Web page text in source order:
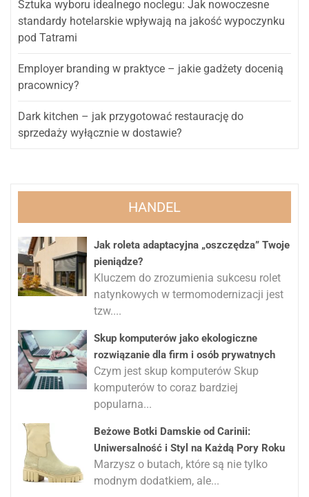
Sztuka wyboru idealnego noclegu: Jak nowoczesne
standardy hotelarskie wpływają na jakość wypoczynku
pod Tatrami
Employer branding w praktyce – jakie gadżety docenią
pracownicy?
Dark kitchen – jak przygotować restaurację do
sprzedaży wyłącznie w dostawie?
HANDEL
Jak roleta adaptacyjna „oszczędza” Twoje
pieniądze?
Kluczem do zrozumienia sukcesu rolet
natynkowych w termomodernizacji jest
tzw....
Skup komputerów jako ekologiczne
rozwiązanie dla firm i osób prywatnych
Czym jest skup komputerów Skup
komputerów to coraz bardziej
popularna...
Beżowe Botki Damskie od Carinii:
Uniwersalność i Styl na Każdą Pory Roku
Marzysz o butach, które są nie tylko
modnym dodatkiem, ale...